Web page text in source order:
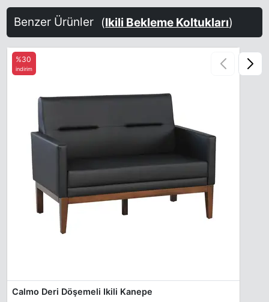
Benzer Ürünler (Ikili Bekleme Koltukları)
Calmo Deri Döşemeli Ikili Kanepe
%30
indirim